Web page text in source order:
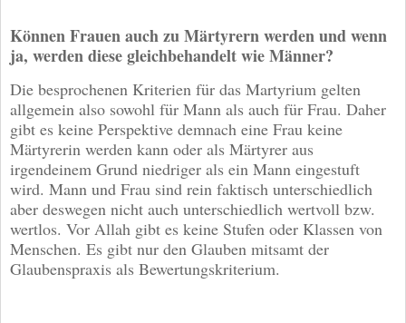
Können Frauen auch zu Märtyrern werden und wenn
ja, werden diese gleichbehandelt wie Männer?
Die besprochenen Kriterien für das Martyrium gelten
allgemein also sowohl für Mann als auch für Frau. Daher
gibt es keine Perspektive demnach eine Frau keine
Märtyrerin werden kann oder als Märtyrer aus
irgendeinem Grund niedriger als ein Mann eingestuft
wird. Mann und Frau sind rein faktisch unterschiedlich
aber deswegen nicht auch unterschiedlich wertvoll bzw.
wertlos. Vor Allah gibt es keine Stufen oder Klassen von
Menschen. Es gibt nur den Glauben mitsamt der
Glaubenspraxis als Bewertungskriterium.